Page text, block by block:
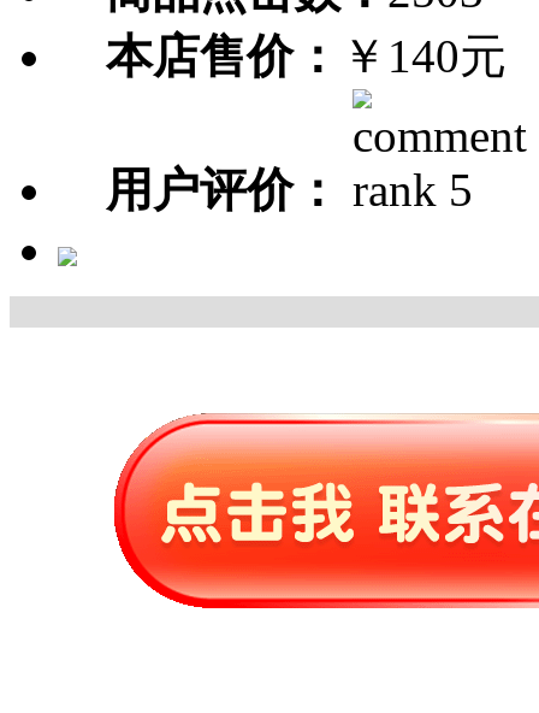
本店售价： ￥140元
用户评价：